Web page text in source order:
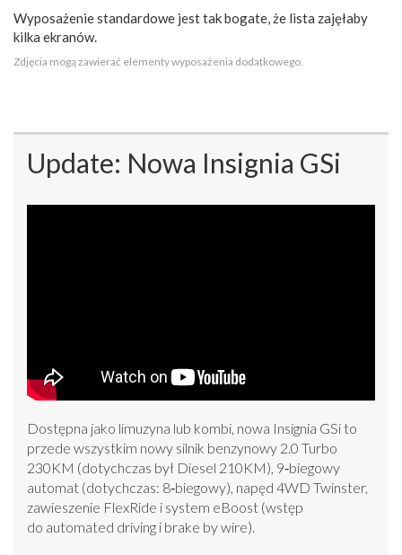
Wyposażenie standardowe jest tak bogate, że lista zajęłaby
kilka ekranów.
Zdjęcia mogą zawierać elementy wyposażenia dodatkowego.
Update: Nowa Insignia GSi
Dostępna jako limuzyna lub kombi, nowa Insignia GSi to
przede wszystkim nowy silnik benzynowy 2.0 Turbo
230KM (dotychczas był Diesel 210KM), 9‑biegowy
automat (dotychczas: 8‑biegowy), napęd 4WD Twinster,
zawieszenie FlexRide i system eBoost (wstęp
do automated driving i brake by wire).